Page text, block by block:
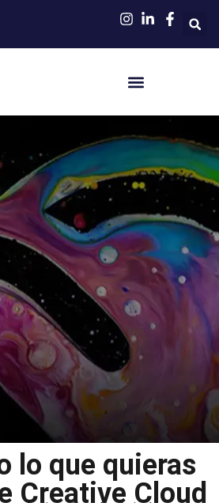
lo que quieras
Creative Cloud